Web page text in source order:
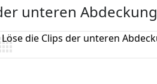
unteren Abdeckung